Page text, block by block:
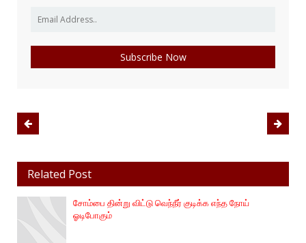
Related Post
சோம்பை தின்று விட்டு வெந்நீர் குடிக்க எந்த நோய்
ஓடிபோகும்